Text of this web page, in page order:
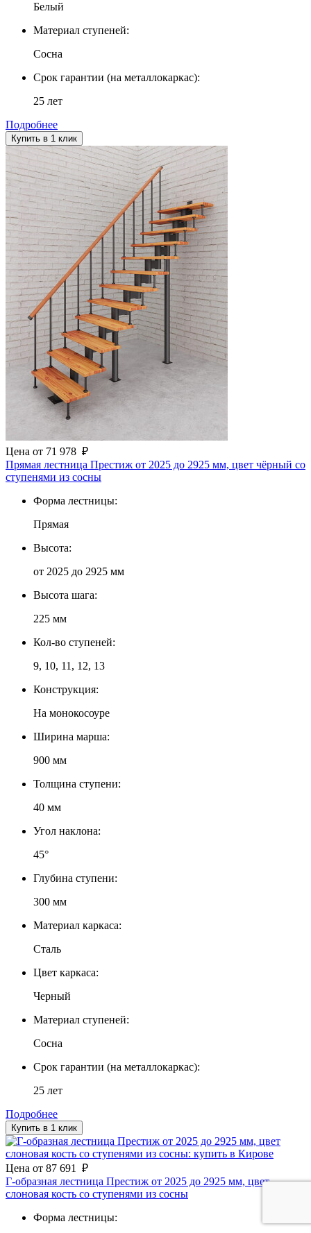
Белый
Материал ступеней:
Сосна
Срок гарантии (на металлокаркас):
25 лет
Подробнее
Купить в 1 клик
Цена от 71 978 ₽
Прямая лестница Престиж от 2025 до 2925 мм, цвет чёрный со
ступенями из сосны
Форма лестницы:
Прямая
Высота:
от 2025 до 2925 мм
Высота шага:
225 мм
Кол-во ступеней:
9, 10, 11, 12, 13
Конструкция:
На монокосоуре
Ширина марша:
900 мм
Толщина ступени:
40 мм
Угол наклона:
45°
Глубина ступени:
300 мм
Материал каркаса:
Сталь
Цвет каркаса:
Черный
Материал ступеней:
Сосна
Срок гарантии (на металлокаркас):
25 лет
Подробнее
Купить в 1 клик
Цена от 87 691
₽
Г-образная лестница Престиж от 2025 до 2925 мм, цвет
слоновая кость со ступенями из сосны
Форма лестницы: